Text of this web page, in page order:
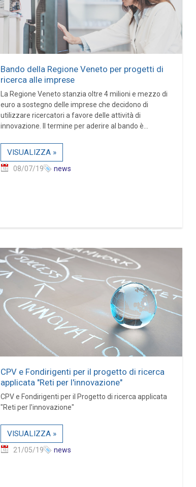
Bando della Regione Veneto per progetti di
ricerca alle imprese
La Regione Veneto stanzia oltre 4 milioni e mezzo di
euro a sostegno delle imprese che decidono di
utilizzare ricercatori a favore delle attività di
innovazione. Il termine per aderire al bando è...
VISUALIZZA »
08/07/19 news
CPV e Fondirigenti per il progetto di ricerca
applicata "Reti per l'innovazione"
CPV e Fondirigenti per il Progetto di ricerca applicata
"Reti per l'innovazione"
VISUALIZZA »
21/05/19 news